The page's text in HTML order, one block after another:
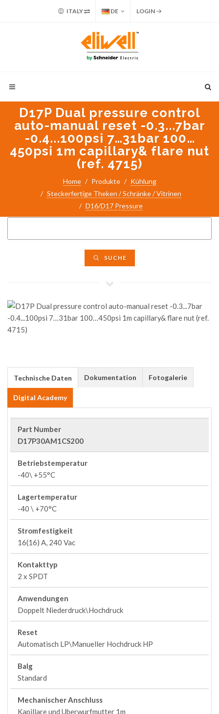
ITALY DE LOGIN
D17P Dual pressure control
auto-manual reset -0.3...7bar
-0.4...100psi 7…31bar 100…
450psi 1m capillary& flare nut
(ref. 4715)
Home Produkte
Kühlung
Steckerfertige Theken / Schränke / Vitrinen
D16/D17 Pressure
PART NUMBER / PRODUKTNAME
SUCHE
Technische Daten Dokumentation Fotogalerie
Digital Academy
Part Number
D17P30AM1CS200
Betriebstemperatur
-40\ +55°C
Lagertemperatur
-40 \ +70°C
Stromfestigkeit
16(16) A, 240 Vac
Kontakttyp
2 x SPDT
Anwendungen
Doppelt Niederdruck\Hochdruck
Reset
Automatisch LP\Manueller Hochdruck HP
Balg
Standard
Mechanischer Anschluss
Kapillare und Uberwurfmutter 1m